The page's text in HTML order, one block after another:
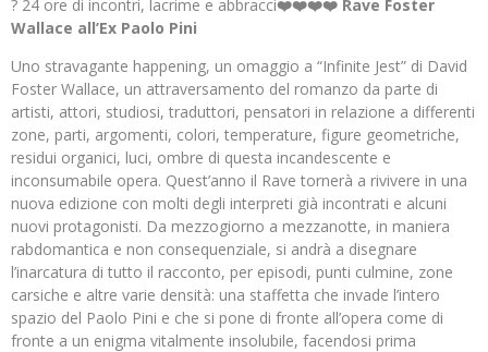
? 24 ore di incontri, lacrime e abbracci❤️❤️❤️❤️ Rave Foster
Wallace all’Ex Paolo Pini
Uno stravagante happening, un omaggio a “Infinite Jest” di David
Foster Wallace, un attraversamento del romanzo da parte di
artisti, attori, studiosi, traduttori, pensatori in relazione a differenti
zone, parti, argomenti, colori, temperature, figure geometriche,
residui organici, luci, ombre di questa incandescente e
inconsumabile opera. Quest’anno il Rave tornerà a rivivere in una
nuova edizione con molti degli interpreti già incontrati e alcuni
nuovi protagonisti. Da mezzogiorno a mezzanotte, in maniera
rabdomantica e non consequenziale, si andrà a disegnare
l’inarcatura di tutto il racconto, per episodi, punti culmine, zone
carsiche e altre varie densità: una staffetta che invade l’intero
spazio del Paolo Pini e che si pone di fronte all’opera come di
fronte a un enigma vitalmente insolubile, facendosi prima